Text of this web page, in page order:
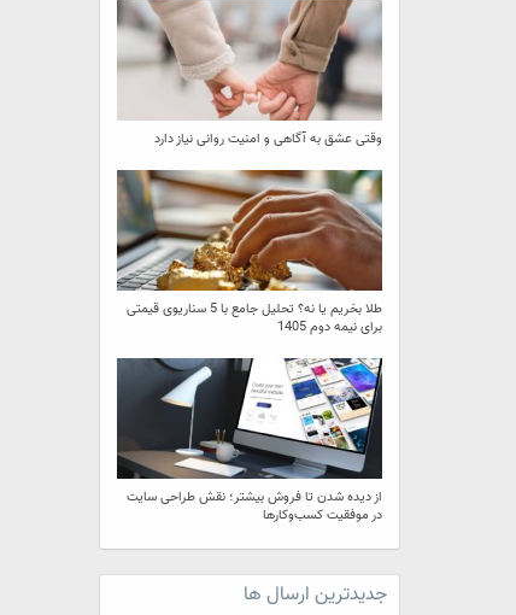
وقتی عشق به آگاهی و امنیت روانی نیاز دارد
طلا بخریم یا نه؟ تحلیل جامع با 5 سناریوی قیمتی
برای نیمه دوم 1405
از دیده شدن تا فروش بیشتر؛ نقش طراحی سایت
در موفقیت کسب‌وکارها
جدیدترین ارسال ها